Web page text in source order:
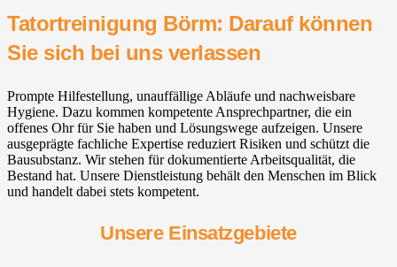
Tatortreinigung Börm: Darauf können
Sie sich bei uns verlassen
Prompte Hilfestellung, unauffällige Abläufe und nachweisbare
Hygiene. Dazu kommen kompetente Ansprechpartner, die ein
offenes Ohr für Sie haben und Lösungswege aufzeigen. Unsere
ausgeprägte fachliche Expertise reduziert Risiken und schützt die
Bausubstanz. Wir stehen für dokumentierte Arbeitsqualität, die
Bestand hat. Unsere Dienstleistung behält den Menschen im Blick
und handelt dabei stets kompetent.
Unsere Einsatzgebiete